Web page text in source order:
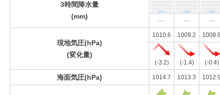
3時間降水量
(mm)
--- --- ---
現地気圧(hPa)
(変化量)
1010.6 1009.2
(-3.2) (-1.4) (-0.4)
海面気圧(hPa) 1014.7 1013.3